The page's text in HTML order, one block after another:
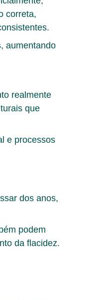
correta,
aumentando
realmente
que
e processos
dos anos,
podem
da flacidez.